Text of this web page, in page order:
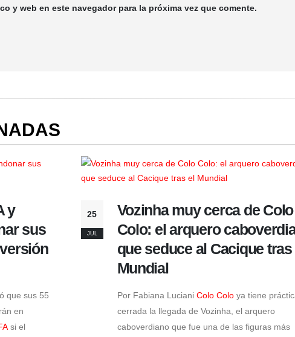
y web en este navegador para la próxima vez que comente.
y
sus
que sus 55
en
si el
25
JUL
Vozinha muy cerca de Colo
Colo: el arquero
que seduce al Cacique tras
Mundial
Por Fabiana Luciani Colo Coloya tiene
cerrada la llegada de Vozinha, el arquero
caboverdiano que fue una de las figuras más